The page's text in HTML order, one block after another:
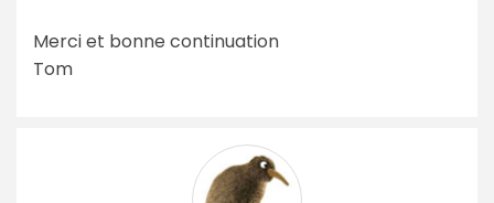
Merci et bonne continuation
Tom